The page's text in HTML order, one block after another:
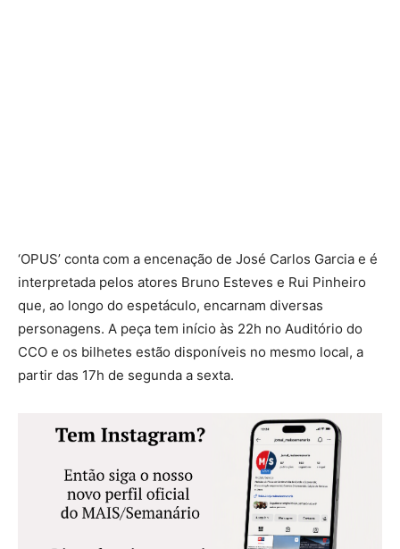
‘OPUS’ conta com a encenação de José Carlos Garcia e é
interpretada pelos atores Bruno Esteves e Rui Pinheiro
que, ao longo do espetáculo, encarnam diversas
personagens. A peça tem início às 22h no Auditório do
CCO e os bilhetes estão disponíveis no mesmo local, a
partir das 17h de segunda a sexta.